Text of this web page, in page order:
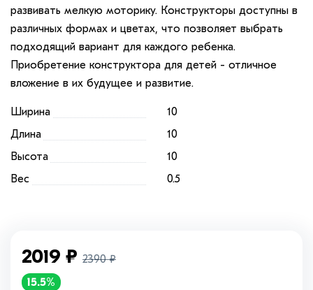
развивать мелкую моторику. Конструкторы доступны в
различных формах и цветах, что позволяет выбрать
подходящий вариант для каждого ребенка.
Приобретение конструктора для детей - отличное
вложение в их будущее и развитие.
Ширина
10
Длина
10
Высота
10
Вес
0.5
2019 ₽ 2390₽
15.5%